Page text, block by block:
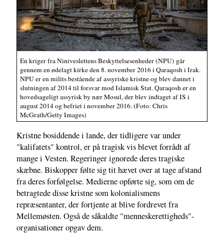
En kriger fra Niniveslettens Beskyttelsesenheder (NPU) går
gennem en ødelagt kirke den 8. november 2016 i Qaraqosh i Irak.
NPU er en milits bestående af assyriske kristne og blev dannet i
slutningen af 2014 til forsvar mod Islamisk Stat. Qaraqosh er en
hovedsageligt assyrisk by nær Mosul, der blev indtaget af IS i
august 2014 og befriet i november 2016. (Foto: Chris
McGrath/Getty Images)
Kristne bosiddende i lande, der tidligere var under
"kalifatets" kontrol, er på tragisk vis blevet forrådt af
mange i Vesten. Regeringer ignorede deres tragiske
skæbne. Biskopper følte sig tit hævet over at tage afstand
fra deres forfølgelse. Medierne opførte sig, som om de
betragtede disse kristne som kolonialismens
repræsentanter, der fortjente at blive fordrevet fra
Mellemøsten. Også de såkaldte "menneskerettigheds"-
organisationer opgav dem.